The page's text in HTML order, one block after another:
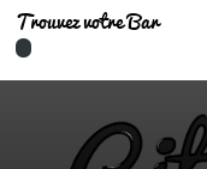
Trouvez votre Bar